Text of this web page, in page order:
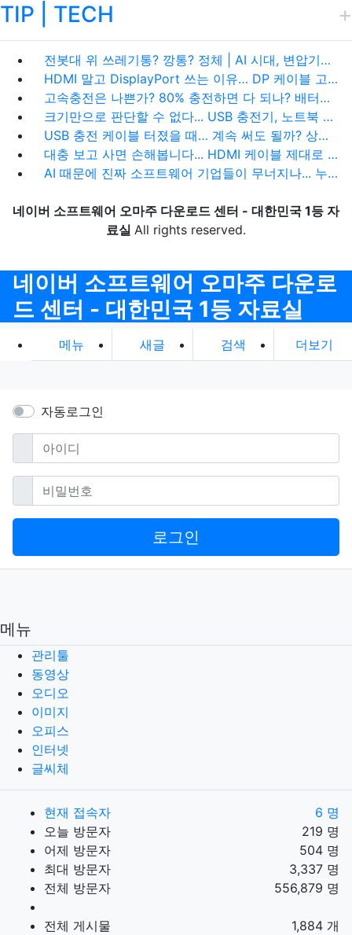
TIP | TECH
전봇대 위 쓰레기통? 깡통? 정체 | AI 시대, 변압기가 주목받는 이유
HDMI 말고 DisplayPort 쓰는 이유… DP 케이블 고를 때 진짜 봐야 할 것
고속충전은 나쁜가? 80% 충전하면 다 되나? 배터리 충전 오해와 진실 총정리
크기만으로 판단할 수 없다... USB 충전기, 노트북 충전 어댑터 | 벽돌 어댑터가 사라지지 않는 이유
USB 충전 케이블 터졌을 때… 계속 써도 될까? 상황 별 정리, 꿀팁까지 모음
대충 보고 사면 손해봅니다... HDMI 케이블 제대로 고르는 법 | 2.1 함정부터 4K 120Hz 실패 이유까지
AI 때문에 진짜 소프트웨어 기업들이 무너지나... 누가 무너지고 누가 더 강해지는가 | OpenClaw | Claude Cowork | NanoBanana 2
네이버 소프트웨어 오마주 다운로드 센터 - 대한민국 1등 자
료실 All rights reserved.
네이버 소프트웨어 오마주 다운로
드 센터 - 대한민국 1등 자료실
메뉴 새글 검색 더보기
자동로그인
아이디필수
비밀번호필수
로그인
메뉴
관리툴
동영상
오디오
이미지
오피스
인터넷
글씨체
현재 접속자
6 명
오늘 방문자
219 명
어제 방문자
504 명
최대 방문자
3,337 명
전체 방문자
556,879 명
전체 게시물 1,884 개